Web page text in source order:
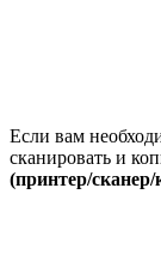
Если вам
сканировать и
(принтер/